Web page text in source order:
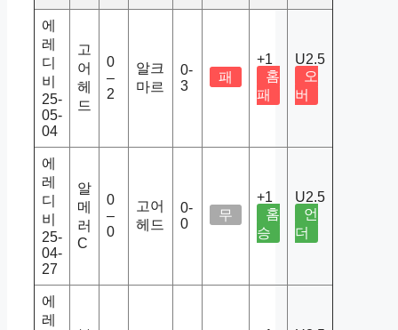
에
레
디
비
25-
05-
04
고
어
헤
드
0
–
2
알크
마르
0-
3
패
+1
홈
패
U2.5
오
버
에
레
디
비
25-
04-
27
알
메
러
C
0
–
0
고어
헤드
0-
0
무
+1
홈
승
U2.5
언
더
에
레